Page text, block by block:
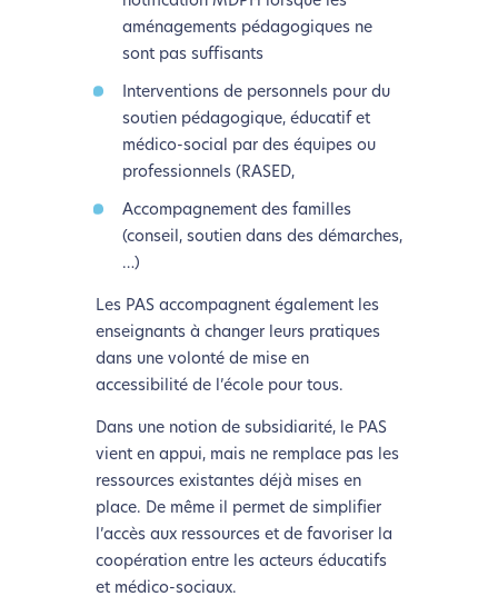
aménagements pédagogiques ne
sont pas suffisants
Interventions de personnels pour du
soutien pédagogique, éducatif et
médico-social par des équipes ou
professionnels (RASED,
Accompagnement des familles
(conseil, soutien dans des démarches,
…)
Les PAS accompagnent également les
enseignants à changer leurs pratiques
dans une volonté de mise en
accessibilité de l’école pour tous.
Dans une notion de subsidiarité, le PAS
vient en appui, mais ne remplace pas les
ressources existantes déjà mises en
place. De même il permet de simplifier
l’accès aux ressources et de favoriser la
coopération entre les acteurs éducatifs
et médico-sociaux.